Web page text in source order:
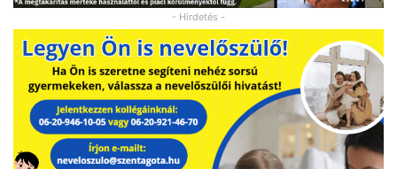
- Hirdetés -